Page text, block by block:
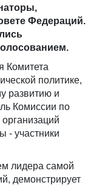
Федераций.
Комитета
политике,
развитию и
Комиссии по
- участники
лидера самой
демонстрирует